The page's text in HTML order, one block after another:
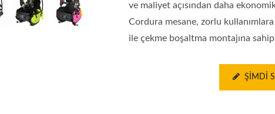
ve maliyet açısından daha
Cordura mesane, zorlu
ile çekme boşaltma montajına
ŞIMDI